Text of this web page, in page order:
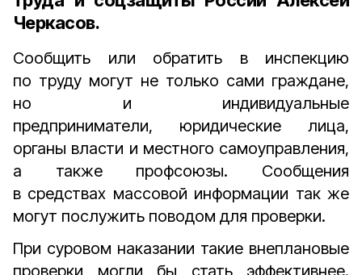
Черкасов.
Сообщить или обратить в инспекцию
по труду могут не только сами граждане,
но и индивидуальные
предприниматели, юридические лица,
органы власти и местного самоуправления,
а также профсоюзы. Сообщения
в средствах массовой информации так же
могут послужить поводом для проверки.
При суровом наказании такие внеплановые
проверки могли бы стать эффективнее.